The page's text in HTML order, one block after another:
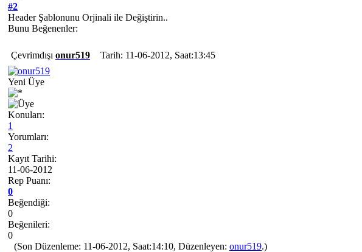
#2
Header Şablonunu Orjinali ile Değiştirin..
Bunu Beğenenler:
Çevrimdışı onur519 Tarih: 11-06-2012, Saat:13:45
Yeni Üye
Konuları:
1
Yorumları:
2
Kayıt Tarihi:
11-06-2012
Rep Puanı:
0
Beğendiği:
0
Beğenileri:
0
(Son Düzenleme: 11-06-2012, Saat:14:10, Düzenleyen: onur519.)